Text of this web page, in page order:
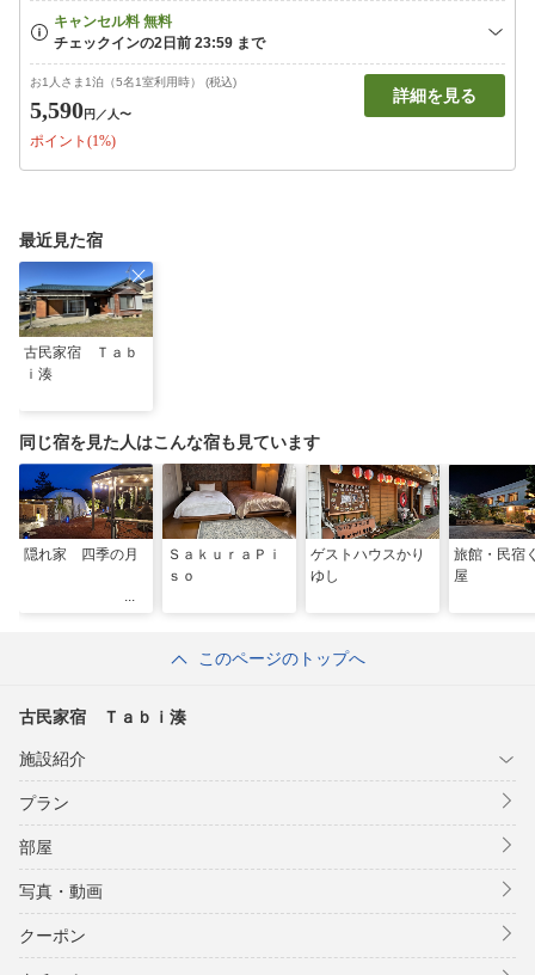
お1人さま1泊（5名1室利用時） (税込)
5,590円 ／人〜
ポイント(1%)
詳細を見る
最近見た宿
古民家宿 Ｔａｂ
ｉ湊
同じ宿を見た人はこんな宿も見ています
隠れ家 四季の月
ＳａｋｕｒａＰｉ
ｓｏ
ゲストハウスかり
ゆし
旅館・民宿
屋
このページのトップへ
古民家宿 Ｔａｂｉ湊
施設紹介
プラン
部屋
写真・動画
クーポン